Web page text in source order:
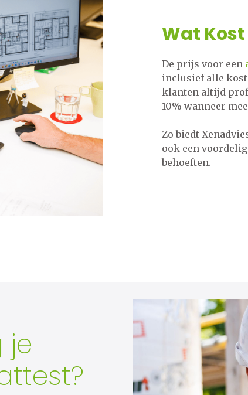
Wat
De prijs voor een
inclusief alle
klanten altijd
10% wanneer
Zo biedt
ook een
behoeften.
je